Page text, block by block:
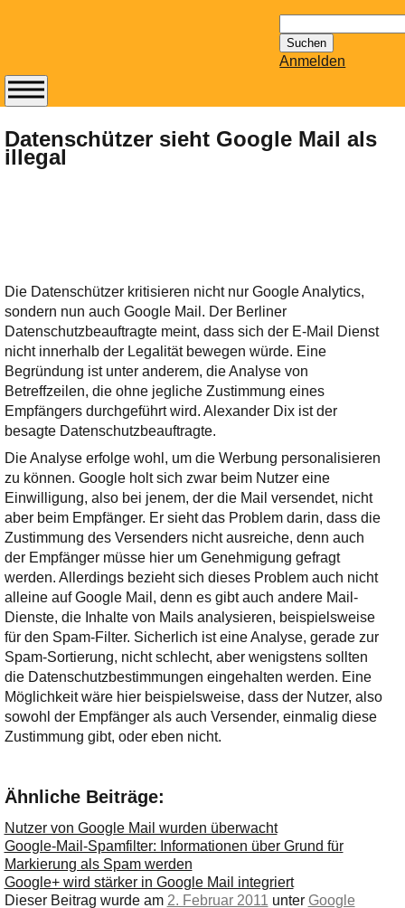
nach:
Anmelden
Datenschützer sieht Google Mail als
illegal
Die Datenschützer kritisieren nicht nur Google Analytics,
sondern nun auch Google Mail. Der Berliner
Datenschutzbeauftragte meint, dass sich der E-Mail Dienst
nicht innerhalb der Legalität bewegen würde. Eine
Begründung ist unter anderem, die Analyse von
Betreffzeilen, die ohne jegliche Zustimmung eines
Empfängers durchgeführt wird. Alexander Dix ist der
besagte Datenschutzbeauftragte.
Die Analyse erfolge wohl, um die Werbung personalisieren
zu können. Google holt sich zwar beim Nutzer eine
Einwilligung, also bei jenem, der die Mail versendet, nicht
aber beim Empfänger. Er sieht das Problem darin, dass die
Zustimmung des Versenders nicht ausreiche, denn auch
der Empfänger müsse hier um Genehmigung gefragt
werden. Allerdings bezieht sich dieses Problem auch nicht
alleine auf Google Mail, denn es gibt auch andere Mail-
Dienste, die Inhalte von Mails analysieren, beispielsweise
für den Spam-Filter. Sicherlich ist eine Analyse, gerade zur
Spam-Sortierung, nicht schlecht, aber wenigstens sollten
die Datenschutzbestimmungen eingehalten werden. Eine
Möglichkeit wäre hier beispielsweise, dass der Nutzer, also
sowohl der Empfänger als auch Versender, einmalig diese
Zustimmung gibt, oder eben nicht.
Ähnliche Beiträge:
Nutzer von Google Mail wurden überwacht
Google-Mail-Spamfilter: Informationen über Grund für
Markierung als Spam werden
Google+ wird stärker in Google Mail integriert
Dieser Beitrag wurde am 2. Februar 2011 unter Google
Abonnieren Sie den
14-tägig
erscheinenden
Newsletter von
bereithält!
Wie z.B. Outlook,
GMail, Thunderbird
oder auch
KuNoMail, usw.
Ihre E-Mail
Adresse:
E-Mail
E-Mail bestätigen